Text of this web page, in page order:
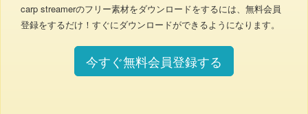
carp streamerのフリー素材をダウンロードをするには、無料会員
登録をするだけ！すぐにダウンロードができるようになります。
今すぐ無料会員登録する